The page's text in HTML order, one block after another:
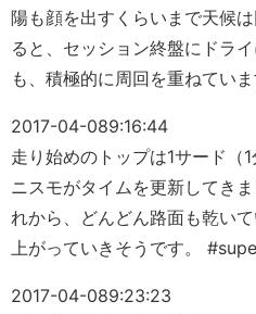
陽も顔を出すくらいまで天候
ると、セッション終盤にドラ
も、積極的に周回を重ねてい
2017-04-089:16:44
走り始めのトップは1サード（
ニスモがタイムを更新してき
れから、どんどん路面も乾い
上がっていきそうです。
2017-04-089:23:23